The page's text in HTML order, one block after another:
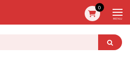
0
MENU